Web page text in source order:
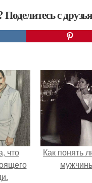
с
что
Как понять